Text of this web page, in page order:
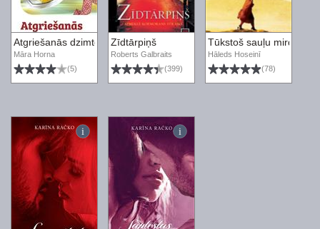
Atgriešanās dzimtenē
Māra Horna
(5)
Zīdtārpiņš
Roberts Galbraits
(399)
Tūkstoš sauļu mirdzums
Hāleds Hoseinī
(78)